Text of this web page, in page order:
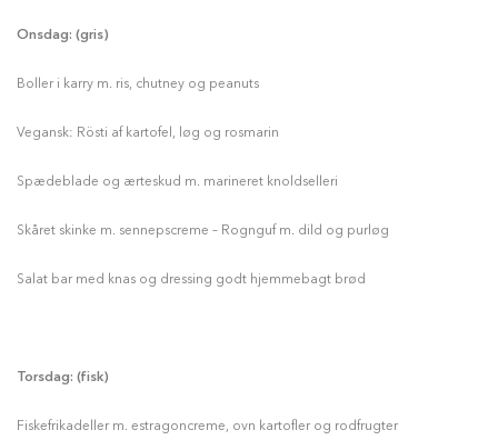
Onsdag: (gris)
Boller i karry m. ris, chutney og peanuts
Vegansk: Rösti af kartofel, løg og rosmarin
Spædeblade og ærteskud m. marineret knoldselleri
Skåret skinke m. sennepscreme – Rognguf m. dild og purløg
Salat bar med knas og dressing godt hjemmebagt brød
Torsdag: (fisk)
Fiskefrikadeller m. estragoncreme, ovn kartofler og rodfrugter